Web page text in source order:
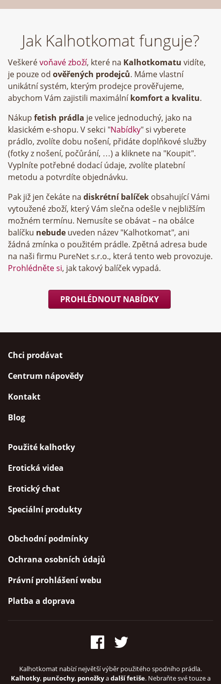
Jak Kalhotkomat funguje?
Veškerévoňavé zboží, které na Kalhotkomatu vidíte,
je pouze od ověřených prodejců. Máme vlastní
unikátní systém, kterým prodejce prověřujeme,
abychom Vám zajistili maximálníkomfort a kvalitu.
Nákup fetish prádla je velice jednoduchý, jako na
klasickém e-shopu. V sekci "Nabídky" si vyberete
prádlo, zvolíte dobu nošení, přidáte doplňkové služby
(fotky z nošení, počůrání, …) a kliknete na "Koupit".
Vyplníte potřebné dodací údaje, zvolíte platební
metodu a potvrdíte objednávku.
Pak již jen čekáte na diskrétní balíček obsahující Vámi
vytoužené zboží, který Vám slečna odešle v nejbližším
možném termínu. Nemusíte se obávat – na obálce
balíčku nebude uveden název "Kalhotkomat", ani
žádná zmínka o použitém prádle. Zpětná adresa bude
na naši firmu
, která tento web provozuje.
Prohlédněte si, jak takový balíček vypadá.
PROHLÉDNOUT NABÍDKY
Chci prodávat
Centrum nápovědy
Kontakt
Blog
Použité kalhotky
Erotická videa
Erotický chat
Speciální produkty
Obchodní podmínky
Ochrana osobních údajů
Právní prohlášení webu
Platba a doprava
Kalhotkomat nabízí největší výběr použitého spodního prádla.
Kalhotky, punčochy, ponožkyadalší fetiše. Nebraňte své touze a